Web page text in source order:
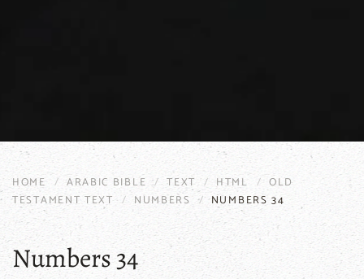
HOME ARABIC BIBLE TEXT HTML
OLD
TESTAMENT TEXT
NUMBERS NUMBERS 34
Numbers 34